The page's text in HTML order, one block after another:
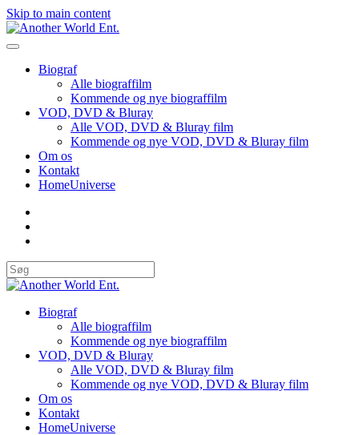
Skip to main content
Biograf
Alle biograffilm
Kommende og nye biograffilm
VOD, DVD & Bluray
Alle VOD, DVD & Bluray film
Kommende og nye VOD, DVD & Bluray film
Om os
Kontakt
HomeUniverse
Biograf
Alle biograffilm
Kommende og nye biograffilm
VOD, DVD & Bluray
Alle VOD, DVD & Bluray film
Kommende og nye VOD, DVD & Bluray film
Om os
Kontakt
HomeUniverse